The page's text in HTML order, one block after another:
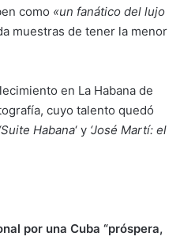
como «un fanático del lujo
muestras de tener la menor
en La Habana de
cuyo talento quedó
‘Suite Habana‘ y ‘José Martí: el
por una Cuba “próspera,